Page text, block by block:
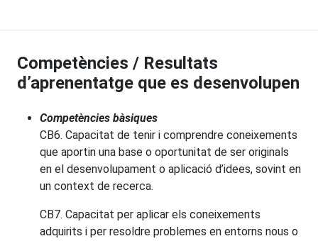
Competències / Resultats
d’aprenentatge que es desenvolupen
Competències bàsiques
CB6. Capacitat de tenir i comprendre coneixements
que aportin una base o oportunitat de ser originals
en el desenvolupament o aplicació d’idees, sovint en
un context de recerca.
CB7. Capacitat per aplicar els coneixements
adquirits i per resoldre problemes en entorns nous o